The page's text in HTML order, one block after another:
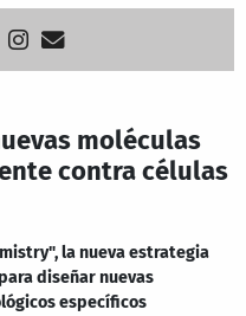
moléculas
contra células
la nueva estrategia
diseñar nuevas
específicos